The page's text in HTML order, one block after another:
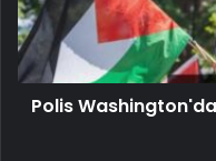
Polis